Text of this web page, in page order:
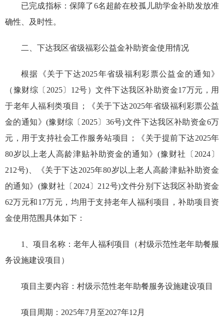
已完成指标：保障了6名超龄在校孤儿助学金补助发放准
确性、及时性。
二、下达我区省级福彩公益金补助资金使用情况
根据《关于下达2025年省级福利彩票公益金的通知》
（豫财综〔2025〕12号）文件下达我区补助资金17万元，用
于老年人福利类项目；《关于下达2025年省级福利彩票公益
金的通知》(豫财综〔2025〕36号)文件下达我区补助资金6万
元，用于支持社会工作服务站项目；《关于提前下达2025年
80岁以上老人高龄津贴补助资金的通知》(豫财社〔2024〕
212号)、《关于下达2025年80岁以上老人高龄津贴补助资金
的通知》(豫财社〔2024〕212号)文件分别下达我区补助资金
62万元和17万元，均用于支持老年人福利项目，补助项目资
金使用范围具体如下：
1、项目名称：老年人福利项目（村级示范性老年助餐服
务设施建设项目）
项目主要内容：村级示范性老年助餐服务设施建设项目
项目周期：2025年7月至2027年12月